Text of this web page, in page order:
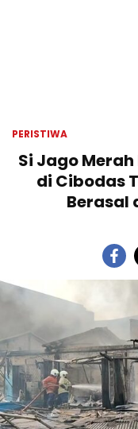
PERISTIWA
Si Jago
di Cibodas
Berasal